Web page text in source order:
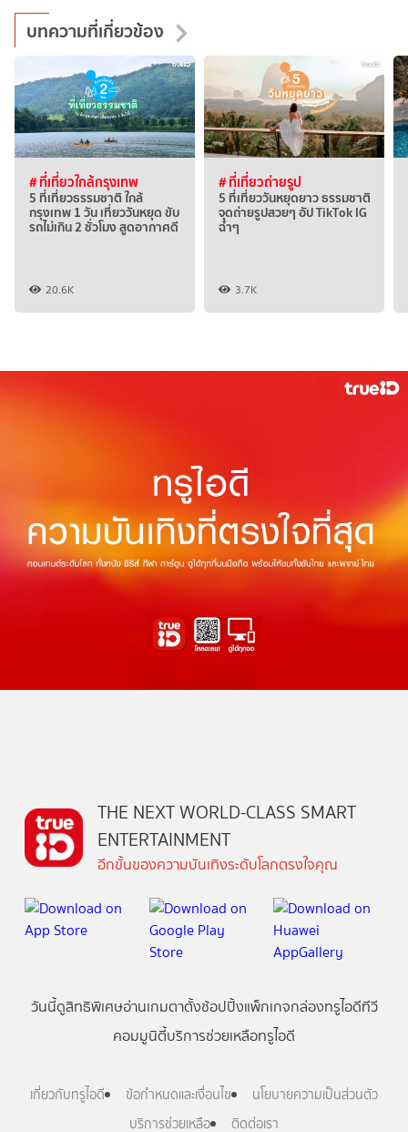
บทความที่เกี่ยวข้อง
# ที่เที่ยวใกล้กรุงเทพ
5 ที่เที่ยวธรรมชาติ ใกล้
กรุงเทพ 1 วัน เที่ยววันหยุด ขับ
รถไม่เกิน 2 ชั่วโมง สูดอากาศดี
20.6K
# ที่เที่ยวถ่ายรูป
5 ที่เที่ยววันหยุดยาว ธรรมชาติ
จุดถ่ายรูปสวยๆ อัป TikTok IG
ฉ่ำๆ
3.7K
THE NEXT WORLD-CLASS SMART
ENTERTAINMENT
อีกขั้นของความบันเทิงระดับโลกตรงใจคุณ
วันนี้ดูสิทธิพิเศษอ่านเกมตาตั้งช้อปปิ้งแพ็กเกจกล่องทรูไอดีทีวี
คอมมูนิตี้บริการช่วยเหลือทรูไอดี
เกี่ยวกับทรูไอดี ข้อกำหนดและเงื่อนไข
นโยบายความเป็นส่วนตัว
บริการช่วยเหลือ
ติดต่อเรา